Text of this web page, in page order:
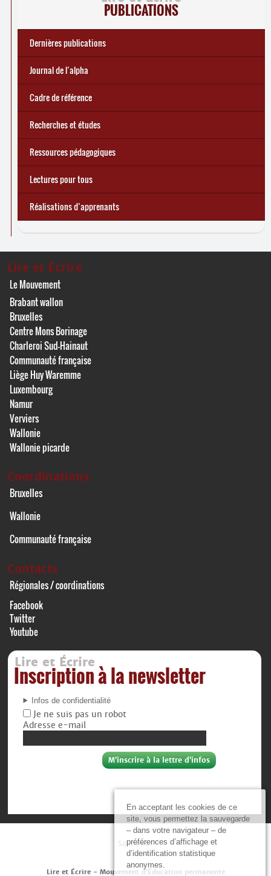
En acceptant les cookies de ce
site, vous permettez la sauvegarde
– dans votre navigateur – de
préférences d’affichage et
d’identification statistique
anonymes.
PUBLICATIONS
Dernières publications
Réforme des allocations de chômage : premiers bilans
d’une exclusion annoncée
🎬 L’alpha populaire : c’est quoi ?
Statistiques 2025 sur les apprenant
Journal de l’alpha 241 (2
écrire demain
... Tous les articles
Journal de l’alpha
Cadre de référence
Recherches et études
Ressources pédagogiques
Lectures pour tous
Réalisations d’apprenants
Lire et Écrire
Le Mouvement
Brabant wallon
Bruxelles
Centre Mons Borinage
Charleroi Sud-Hainaut
Communauté française
Liège Huy Waremme
Luxembourg
Namur
Verviers
Wallonie
Wallonie picarde
Coordinations
Bruxelles
Wallonie
Communauté française
Contacts
Régionales / coordinations
Facebook
Twitter
Youtube
Lire et Écrire
Inscription à la newsletter
Infos de confidentialité
Je ne suis pas un robot
Adresse e-mail
Soutiens :
Lire et Écrire - Mouvement d’Éducation permanente